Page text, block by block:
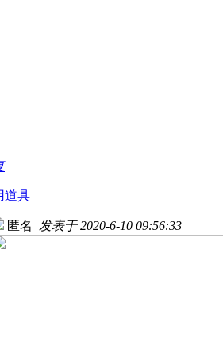
道具
匿名 发表于 2020-6-10 09:56:33